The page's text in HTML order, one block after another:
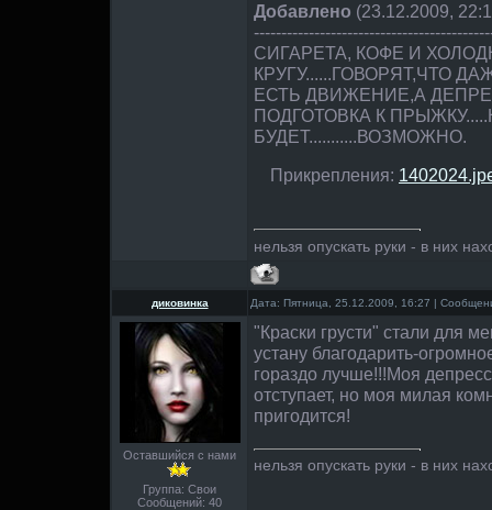
Добавлено (23.12.2009,
СИГАРЕТА, КОФЕ И
КРУГУ......ГОВОРЯТ,ЧТО
ЕСТЬ ДВИЖЕНИЕ,А
ПОДГОТОВКА К
БУДЕТ...........ВОЗМОЖНО.
Прикрепления:
нельзя опускать руки - в них
диковинка Дата: Пятница, 25.12.2009, 16:27 |
Оставшийся с нами
Группа: Свои
Сообщений: 40
"Краски грусти" стали для
устану благодарить-
гораздо лучше!!!Моя
отступает, но моя милая
пригодится!
нельзя опускать руки - в них